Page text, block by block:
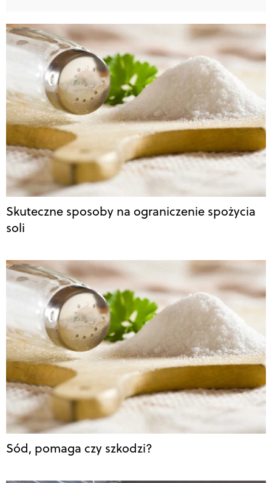
Skuteczne sposoby na ograniczenie spożycia
soli
Sód, pomaga czy szkodzi?